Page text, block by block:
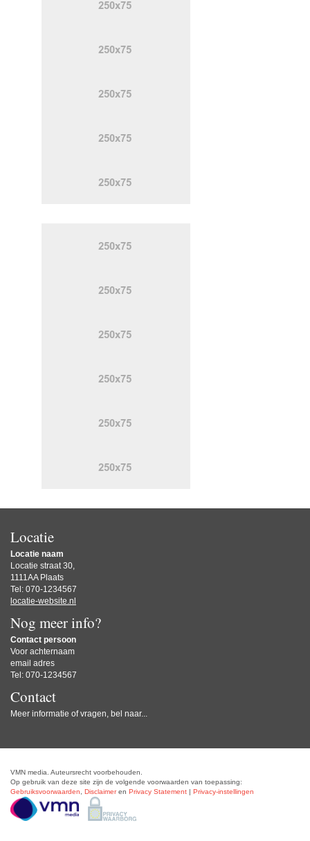
Locatie
Locatie naam
Locatie straat 30,
1111AA Plaats
Tel: 070-1234567
locatie-website.nl
Nog meer info?
Contact persoon
Voor achternaam
email adres
Tel: 070-1234567
Contact
Meer informatie of vragen, bel naar...
VMN media. Auteursrecht voorbehouden.
Op gebruik van deze site zijn de volgende voorwaarden van toepassing:
Gebruiksvoorwaarden
Disclaimeren Privacy Statement | Privacy-instellingen